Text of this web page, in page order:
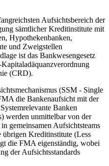
Aufsichtsbereich der
sämtlicher Kreditinstitute mit
Hypothekenbanken,
und Zweigstellen
ist das Bankwesengesetz
(CRD).
(SSM - Single
die Bankenaufsicht mit der
Banken
werden unmittelbar von der
gemeinsamen Aufsichtsteams
Kreditinstitute (Less
die FMA eigenständig, wobei
der Aufsichtsstandards